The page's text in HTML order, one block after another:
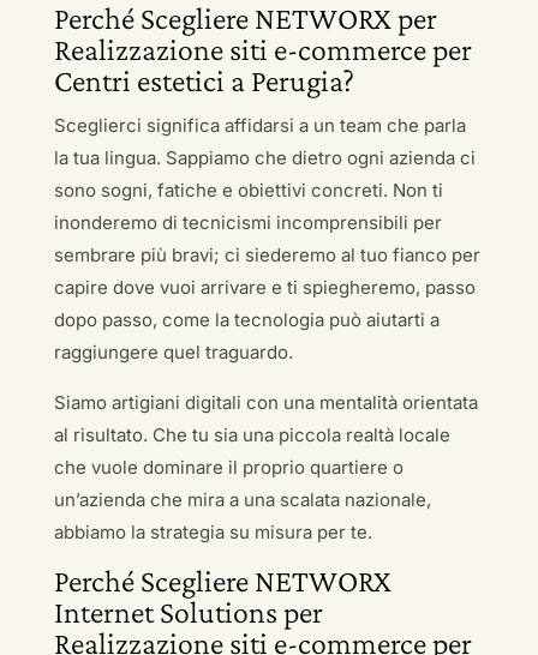
Perché Scegliere NETWORX per
Realizzazione siti e-commerce per
Centri estetici a Perugia?
Sceglierci significa affidarsi a un team che parla
la tua lingua. Sappiamo che dietro ogni azienda ci
sono sogni, fatiche e obiettivi concreti. Non ti
inonderemo di tecnicismi incomprensibili per
sembrare più bravi; ci siederemo al tuo fianco per
capire dove vuoi arrivare e ti spiegheremo, passo
dopo passo, come la tecnologia può aiutarti a
raggiungere quel traguardo.
Siamo artigiani digitali con una mentalità orientata
al risultato. Che tu sia una piccola realtà locale
che vuole dominare il proprio quartiere o
un’azienda che mira a una scalata nazionale,
abbiamo la strategia su misura per te.
Perché Scegliere NETWORX
Internet Solutions per
Realizzazione siti e-commerce per